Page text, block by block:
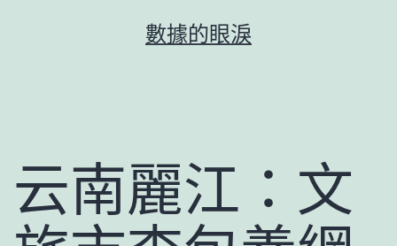
數據的眼淚
云南麗江：文